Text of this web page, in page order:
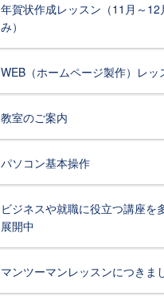
年賀状作成レッスン（11月～12
み）
WEB（ホームページ製作）レッ
教室のご案内
パソコン基本操作
ビジネスや就職に役立つ講座を
展開中
マンツーマンレッスンにつきま